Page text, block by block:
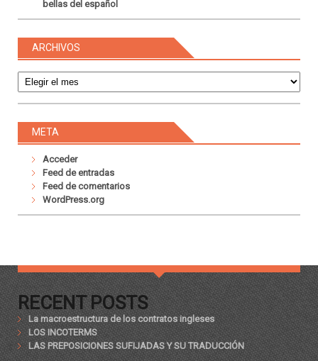
bellas del español
ARCHIVOS
META
Acceder
Feed de entradas
Feed de comentarios
WordPress.org
RECENT POSTS
La macroestructura de los contratos ingleses
LOS INCOTERMS
LAS PREPOSICIONES SUFIJADAS Y SU TRADUCCIÓN